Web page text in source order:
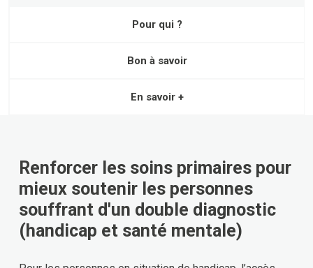
Pour qui ?
Bon à savoir
En savoir +
Renforcer les soins primaires pour
mieux soutenir les personnes
souffrant d'un double diagnostic
(handicap et santé mentale)